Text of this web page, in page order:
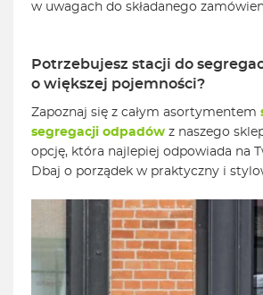
w uwagach do składanego
Potrzebujesz stacji do
o większej pojemności?
Zapoznaj się z całym asortymentem
segregacji odpadów z naszego
opcję, która najlepiej odpowiada na
Dbaj o porządek w praktyczny i